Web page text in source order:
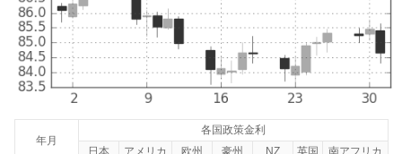
年月
各国政策金利
日本
アメリカ 欧州 豪州 NZ 英国
南アフリカ